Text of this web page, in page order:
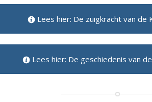
Lees hier: De zuigkracht van de
Lees hier: De geschiedenis van